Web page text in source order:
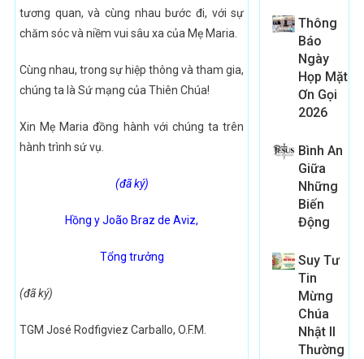
tương quan, và cùng nhau bước đi, với sự
chăm sóc và niềm vui sâu xa của Mẹ Maria.
Cùng nhau, trong sự hiệp thông và tham gia,
chúng ta là Sứ mạng của Thiên Chúa!
Xin Mẹ Maria đồng hành với chúng ta trên
hành trình sứ vụ.
(đã ký)
Hồng y João Braz de Aviz,
Tổng trưởng
(đã ký)
TGM José Rodfigviez Carballo, O.F.M.
Thông
Báo
Ngày
Họp Mặt
Ơn Gọi
2026
Bình An
Giữa
Những
Biến
Động
Suy Tư
Tin
Mừng
Chúa
Nhật II
Thường